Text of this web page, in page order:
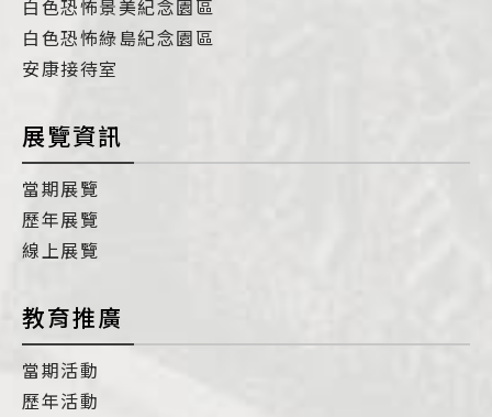
白色恐怖景美紀念園區
白色恐怖綠島紀念園區
安康接待室
展覽資訊
當期展覽
歷年展覽
線上展覽
教育推廣
當期活動
歷年活動